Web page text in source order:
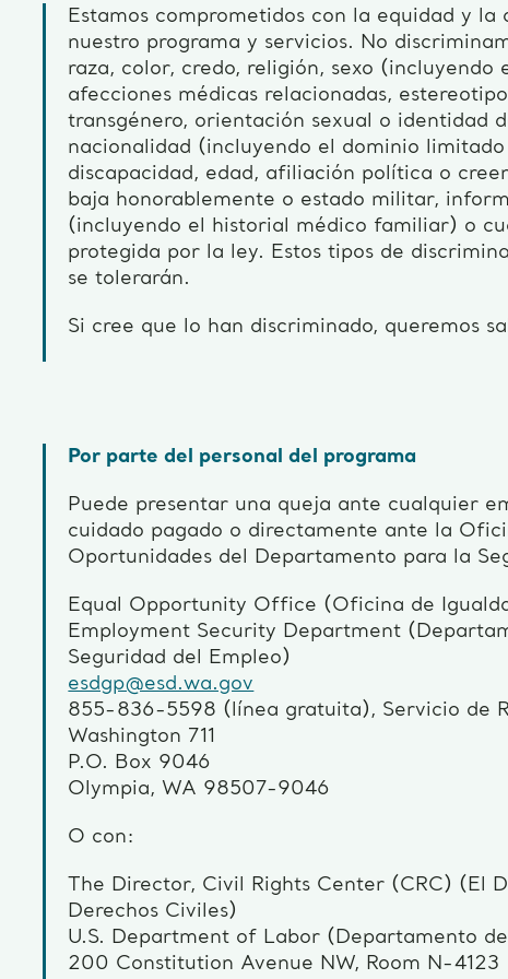
Estamos comprometidos con la equidad y la
nuestro programa y servicios. No
raza, color, credo, religión, sexo (incluyendo
afecciones médicas relacionadas,
transgénero, orientación sexual o identidad
nacionalidad (incluyendo el dominio
discapacidad, edad, afiliación política o
baja honorablemente o estado militar,
(incluyendo el historial médico familiar) o
protegida por la ley. Estos tipos de
se tolerarán.
Si cree que lo han discriminado, queremos
Por parte del personal del programa
Puede presentar una queja ante cualquier
cuidado pagado o directamente ante la
Oportunidades del Departamento para la
Equal Opportunity Office (Oficina de
Employment Security Department
Seguridad del Empleo)
esdgp@esd.wa.gov
855-836-5598 (línea gratuita), Servicio de
Washington 711
P.O. Box 9046
Olympia, WA 98507-9046
O con:
The Director, Civil Rights Center (CRC) (El
Derechos Civiles)
U.S. Department of Labor (Departamento
200 Constitution Avenue NW, Room N-4123